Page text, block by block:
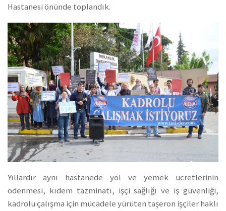
Hastanesi önünde toplandık.
Yıllardır aynı hastanede yol ve yemek ücretlerinin
ödenmesi, kıdem tazminatı, işçi sağlığı ve iş güvenliği,
kadrolu çalışma için mücadele yürüten taşeron işçiler haklı